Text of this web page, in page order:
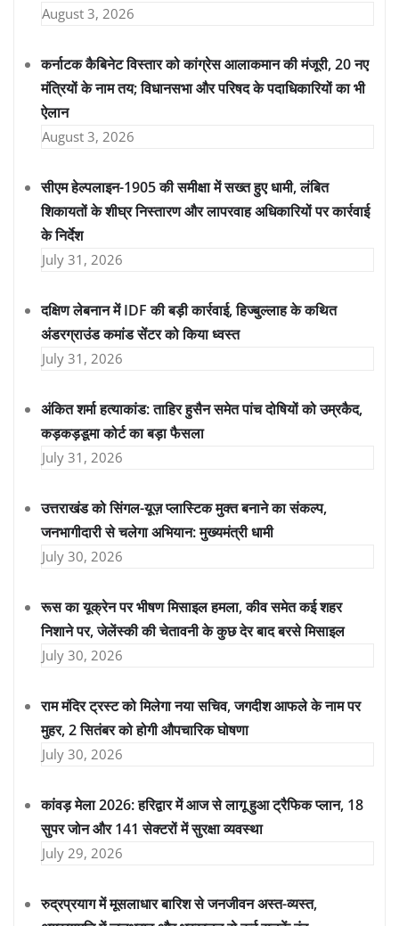
August 3, 2026
कर्नाटक कैबिनेट विस्तार को कांग्रेस आलाकमान की मंजूरी, 20 नए
मंत्रियों के नाम तय; विधानसभा और परिषद के पदाधिकारियों का भी
ऐलान
August 3, 2026
सीएम हेल्पलाइन-1905 की समीक्षा में सख्त हुए धामी, लंबित
शिकायतों के शीघ्र निस्तारण और लापरवाह अधिकारियों पर कार्रवाई
के निर्देश
July 31, 2026
दक्षिण लेबनान में IDF की बड़ी कार्रवाई, हिज्बुल्लाह के कथित
अंडरग्राउंड कमांड सेंटर को किया ध्वस्त
July 31, 2026
अंकित शर्मा हत्याकांड: ताहिर हुसैन समेत पांच दोषियों को उम्रकैद,
कड़कड़डूमा कोर्ट का बड़ा फैसला
July 31, 2026
उत्तराखंड को सिंगल-यूज़ प्लास्टिक मुक्त बनाने का संकल्प,
जनभागीदारी से चलेगा अभियान: मुख्यमंत्री धामी
July 30, 2026
रूस का यूक्रेन पर भीषण मिसाइल हमला, कीव समेत कई शहर
निशाने पर, जेलेंस्की की चेतावनी के कुछ देर बाद बरसे मिसाइल
July 30, 2026
राम मंदिर ट्रस्ट को मिलेगा नया सचिव, जगदीश आफले के नाम पर
मुहर, 2 सितंबर को होगी औपचारिक घोषणा
July 30, 2026
कांवड़ मेला 2026: हरिद्वार में आज से लागू हुआ ट्रैफिक प्लान, 18
सुपर जोन और 141 सेक्टरों में सुरक्षा व्यवस्था
July 29, 2026
रुद्रप्रयाग में मूसलाधार बारिश से जनजीवन अस्त-व्यस्त,